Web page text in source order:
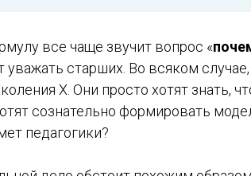
все чаще звучит вопрос «
старших. Во всяком
X. Они просто хотят знать,
сознательно формировать
педагогики?